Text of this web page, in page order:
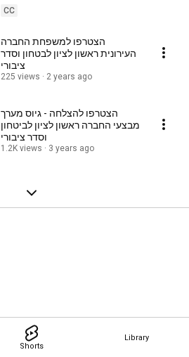
Shorts
Library
CC
הצטרפו למשפחת החברה
העירונית ראשון לציון לבטחון וסדר
ציבורי
225 views 2 years ago
הצטרפו להצלחה - גיוס מערך
מבצעי החברה ראשון לציון לביטחון
וסדר ציבורי
1.2K views 3 years ago